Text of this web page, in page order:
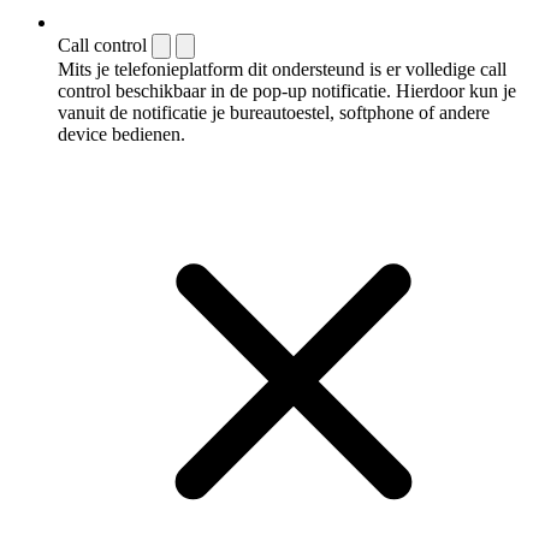
Call control
Mits je telefonieplatform dit ondersteund is er volledige call
control beschikbaar in de pop-up notificatie. Hierdoor kun je
vanuit de notificatie je bureautoestel, softphone of andere
device bedienen.